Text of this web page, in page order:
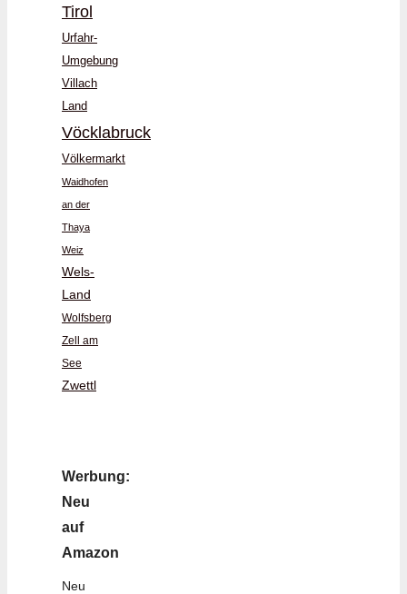
Tirol
Urfahr-
Umgebung
Villach
Land
Vöcklabruck
Völkermarkt
Waidhofen
an der
Thaya
Weiz
Wels-
Land
Wolfsberg
Zell am
See
Zwettl
Werbung:
Neu
auf
Amazon
Neu